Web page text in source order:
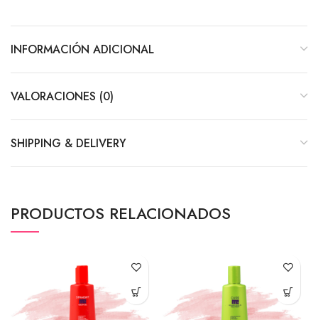
INFORMACIÓN ADICIONAL
VALORACIONES (0)
SHIPPING & DELIVERY
PRODUCTOS RELACIONADOS